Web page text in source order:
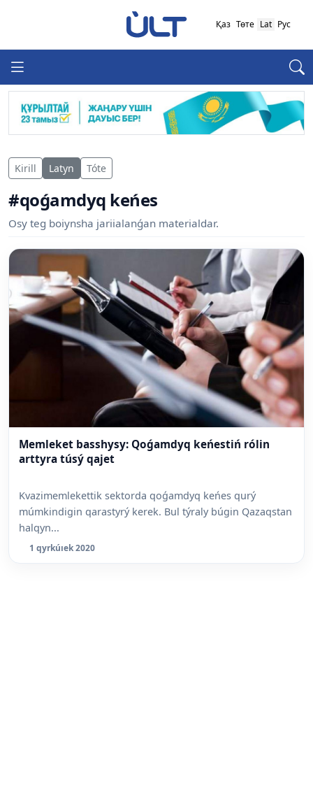
Қаз Төте Lat Рус
Kirill Latyn Tóte
#qoǵamdyq keńes
Osy teg boiynsha jariialanǵan materialdar.
Memleket basshysy: Qoǵamdyq keńestiń rólin
arttyra túsý qajet
Kvazimemlekettik sektorda qoǵamdyq keńes qurý
múmkindigin qarastyrý kerek. Bul týraly búgin Qazaqstan
halqyn...
1 qyrkúıek 2020